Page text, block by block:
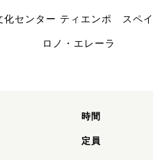
化センター ティエンポ スペ
ロノ・エレーラ
時間
定員